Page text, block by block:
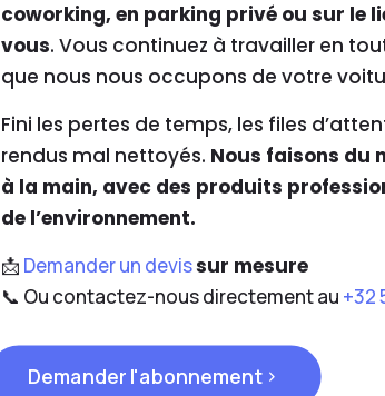
coworking, en parking privé ou sur le
vous. Vous continuez à travailler en
que nous nous occupons de votre
Fini les pertes de temps, les files
rendus mal nettoyés. Nous faisons du
à la main, avec des produits
de l’environnement.
📩 Demander un devissur mesure
📞 Ou contactez-nous directement au +32
Demander l'abonnement